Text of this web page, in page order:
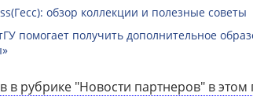
обзор коллекции и полезные советы
помогает получить дополнительное
в рубрике "Новости партнеров" в этом